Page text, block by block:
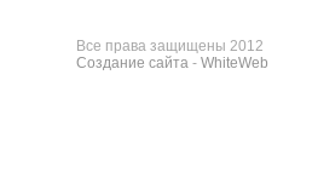
Все права защищены 2012
Создание сайта - WhiteWeb